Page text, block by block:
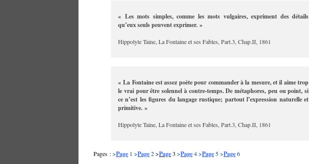
« Les mots simples, comme les mots vulgaires, expriment des détails
qu’eux seuls peuvent exprimer. »
Hippolyte Taine, La Fontaine et ses Fables, Part.3, Chap.II, 1861
« La Fontaine est assez poète pour commander à la mesure, et il aime trop
le vrai pour être solennel à contre-temps. De métaphores, peu ou point, si
ce n’est les figures du langage rustique; partout l’expression naturelle et
primitive. »
Hippolyte Taine, La Fontaine et ses Fables, Part.3, Chap.II, 1861
Pages :>Page 1 >Page2>Page3 >Page4>Page 5>Page6